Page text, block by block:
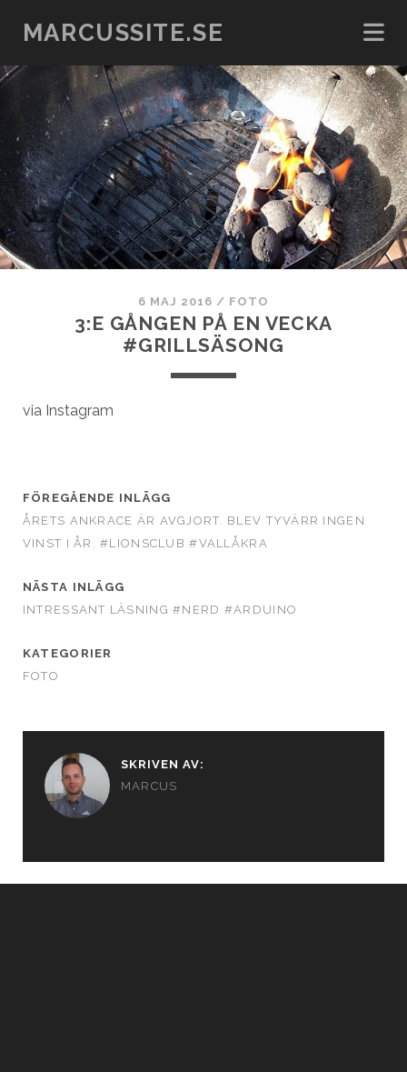
MARCUSSITE.SE
6 MAJ 2016 / FOTO
3:E GÅNGEN PÅ EN VECKA
#GRILLSÄSONG
via Instagram
FÖREGÅENDE INLÄGG
ÅRETS ANKRACE ÄR AVGJORT. BLEV TYVÄRR INGEN
VINST I ÅR. #LIONSCLUB #VALLÅKRA
NÄSTA INLÄGG
INTRESSANT LÄSNING #NERD #ARDUINO
KATEGORIER
FOTO
SKRIVEN AV:
MARCUS